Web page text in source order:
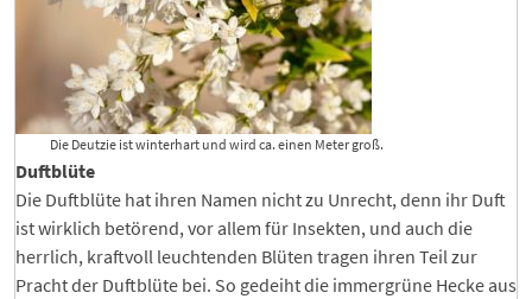
Die Deutzie ist winterhart und wird ca. einen Meter groß.
Duftblüte
Die Duftblüte hat ihren Namen nicht zu Unrecht, denn ihr Duft
ist wirklich betörend, vor allem für Insekten, und auch die
herrlich, kraftvoll leuchtenden Blüten tragen ihren Teil zur
Pracht der Duftblüte bei. So gedeiht die immergrüne Hecke aus